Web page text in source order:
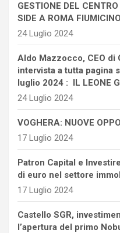
GESTIONE DEL
SIDE A ROMA FIUMICINO
24 Luglio 2024
Aldo Mazzocco, CEO di
intervista a tutta pagina
luglio 2024 : IL LEONE
24 Luglio 2024
VOGHERA: NUOVE
17 Luglio 2024
Patron Capital e
di euro nel settore
17 Luglio 2024
Castello SGR,
l’apertura del primo